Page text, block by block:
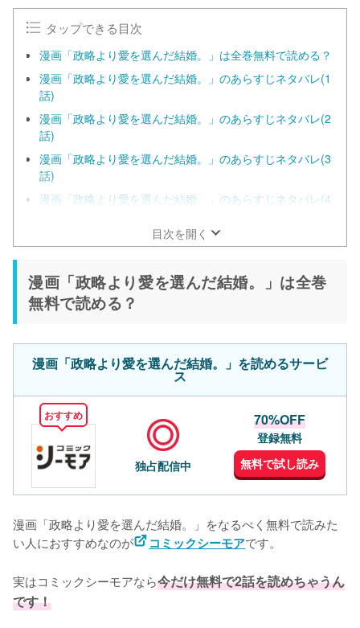
タップできる目次
漫画「政略より愛を選んだ結婚。」は全巻無料で読める？
漫画「政略より愛を選んだ結婚。」のあらすじネタバレ(1
話)
漫画「政略より愛を選んだ結婚。」のあらすじネタバレ(2
話)
漫画「政略より愛を選んだ結婚。」のあらすじネタバレ(3
話)
漫画「政略より愛を選んだ結婚。」のあらすじネタバレ(4
目次を開く
漫画「政略より愛を選んだ結婚。」は全巻
無料で読める？
漫画「政略より愛を選んだ結婚。」を読めるサービ
ス
おすすめ
独占配信中
70%OFF
登録無料
無料で試し読み
漫画「政略より愛を選んだ結婚。」をなるべく無料で読みた
い人におすすめなのが
コミックシーモアです。
実はコミックシーモアなら今だけ無料で2話を読めちゃうん
です！